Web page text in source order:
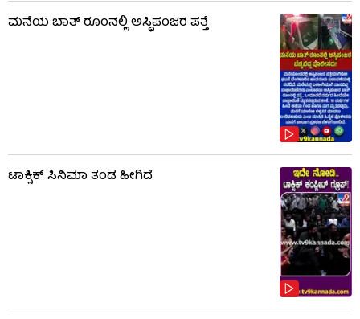
ಮನೆಯ ಬಾತ್ ರೂಂನಲ್ಲಿ ಅಸ್ಥಿಪಂಜರ ಪತ್ತೆ
ಟಾಕ್ಸಿಕ್​​​ ಸಿನಿಮಾ ತಂಡ ಹೀಗಿದೆ